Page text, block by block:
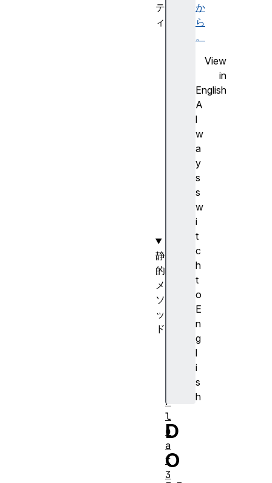
か
ら
。
View
in
English
A
l
w
a
y
s
s
w
i
t
c
h
t
o
E
n
g
l
i
s
h
D
O
テ
ィ
静
的
メ
ソ
ッ
ド
F
l
o
a
t
3